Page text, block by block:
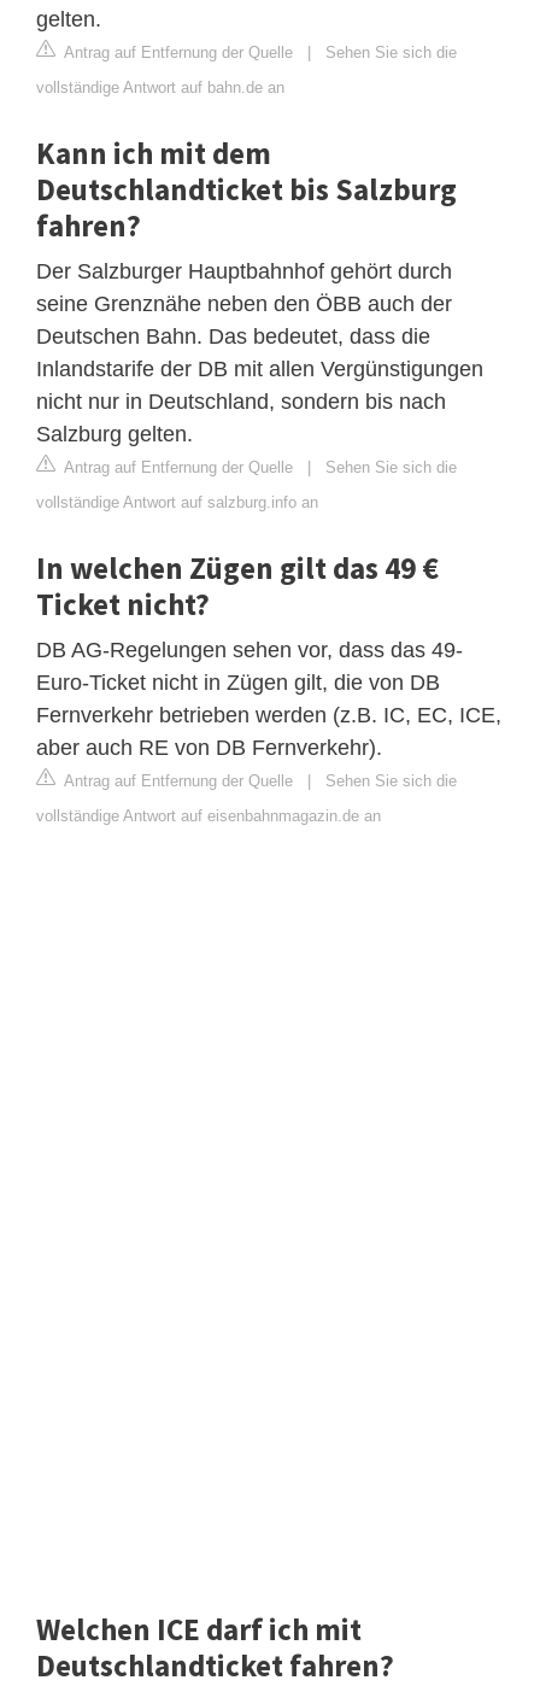
gelten.
Antrag auf Entfernung der Quelle | Sehen Sie sich die
vollständige Antwort auf bahn.de an
Kann ich mit dem
Deutschlandticket bis Salzburg
fahren?
Der Salzburger Hauptbahnhof gehört durch
seine Grenznähe neben den ÖBB auch der
Deutschen Bahn. Das bedeutet, dass die
Inlandstarife der DB mit allen Vergünstigungen
nicht nur in Deutschland, sondern bis nach
Salzburg gelten.
Antrag auf Entfernung der Quelle | Sehen Sie sich die
vollständige Antwort auf salzburg.info an
In welchen Zügen gilt das 49 €
Ticket nicht?
DB AG-Regelungen sehen vor, dass das 49-
Euro-Ticket nicht in Zügen gilt, die von DB
Fernverkehr betrieben werden (z.B. IC, EC, ICE,
aber auch RE von DB Fernverkehr).
Antrag auf Entfernung der Quelle | Sehen Sie sich die
vollständige Antwort auf eisenbahnmagazin.de an
Welchen ICE darf ich mit
Deutschlandticket fahren?